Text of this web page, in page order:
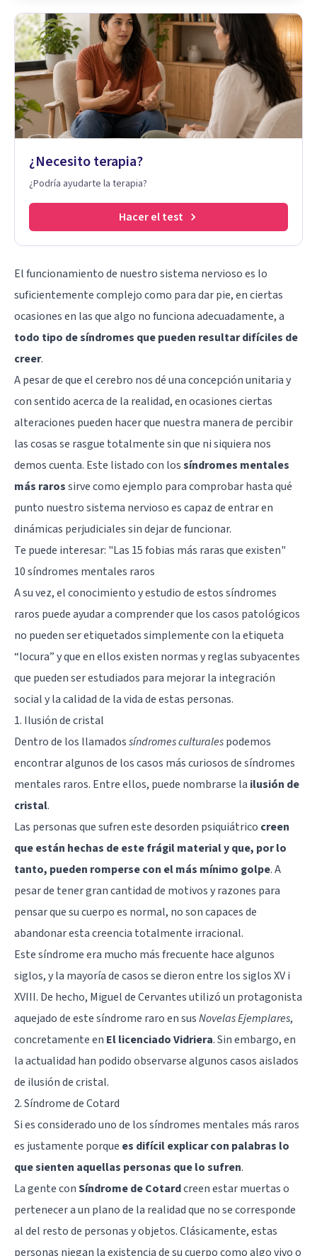
¿Necesito terapia?
¿Podría ayudarte la terapia?
Hacer el test
El funcionamiento de nuestro sistema nervioso es lo
suficientemente complejo como para dar pie, en ciertas
ocasiones en las que algo no funciona adecuadamente, a
todo tipo de síndromes que pueden resultar difíciles de
creer.
A pesar de que elcerebro nos dé una concepción unitaria y
con sentido acerca de la realidad, en ocasiones ciertas
alteraciones pueden hacer que nuestra manera de percibir
las cosas se rasgue totalmente sin que ni siquiera nos
demos cuenta. Este listado con lossíndromes mentales
más rarossirve como ejemplo para comprobar hasta qué
punto nuestro sistema nervioso es capaz de entrar en
dinámicas perjudiciales sin dejar de funcionar.
Te puede interesar: "Las 15 fobias más raras que existen"
10 síndromes mentales raros
A su vez, el conocimiento y estudio de estos síndromes
raros puede ayudar a comprender que los casos patológicos
no pueden ser etiquetados simplemente con la etiqueta
“locura” y que en ellos existen normas y reglas subyacentes
que pueden ser estudiados para mejorar la integración
social y la calidad de la vida de estas personas.
1. Ilusión de cristal
Dentro de los llamadossíndromes culturalespodemos
encontrar algunos de los casos más curiosos de síndromes
mentales raros. Entre ellos, puede nombrarse la ilusión de
cristal.
Las personas que sufren este desorden psiquiátrico creen
que están hechas de este frágil material y que, por lo
tanto, pueden romperse con el más mínimo golpe. A
pesar de tener gran cantidad de motivos y razones para
pensar que su cuerpo es normal, no son capaces de
abandonar esta creencia totalmente irracional.
Este síndrome era mucho más frecuente hace algunos
siglos, y la mayoría de casos se dieron entre los siglos XV i
XVIII. De hecho, Miguel de Cervantes utilizó un protagonista
aquejado de este síndrome raro en susNovelas Ejemplares,
concretamente en El licenciado Vidriera. Sin embargo, en
la actualidad han podido observarse algunos casos aislados
de ilusión de cristal.
2. Síndrome de Cotard
Si es considerado uno de los síndromes mentales más raros
es justamente porque es difícil explicar con palabras lo
que sienten aquellas personas que lo sufren.
La gente conSíndrome de Cotardcreen estar muertas o
pertenecer a un plano de la realidad que no se corresponde
al del resto de personas y objetos. Clásicamente, estas
personas niegan la existencia de su cuerpo como algo vivo o